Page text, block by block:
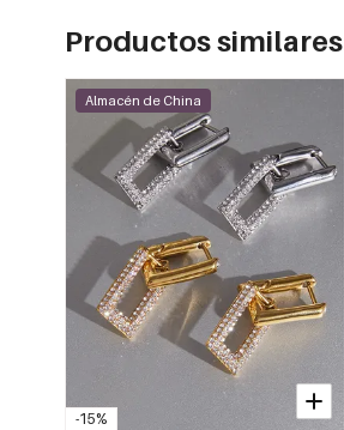
Productos similares
-15%
Almacén de China